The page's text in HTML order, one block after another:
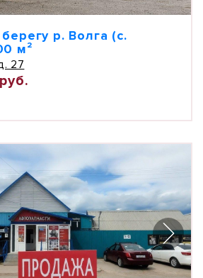
р. Волга (с.
м²
27